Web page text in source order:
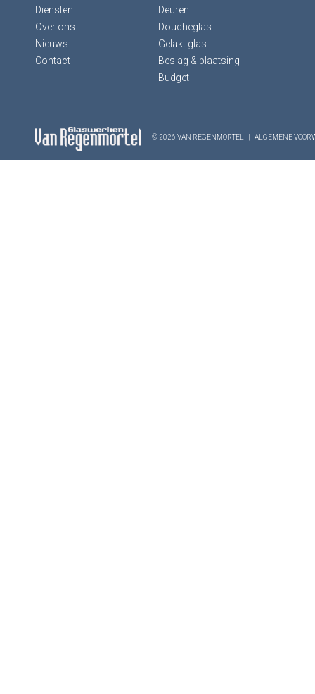
Diensten
Over ons
Nieuws
Contact
Deuren
Doucheglas
Gelakt glas
Beslag & plaatsing
Budget
© 2026 VAN REGENMORTEL ALGEMENE